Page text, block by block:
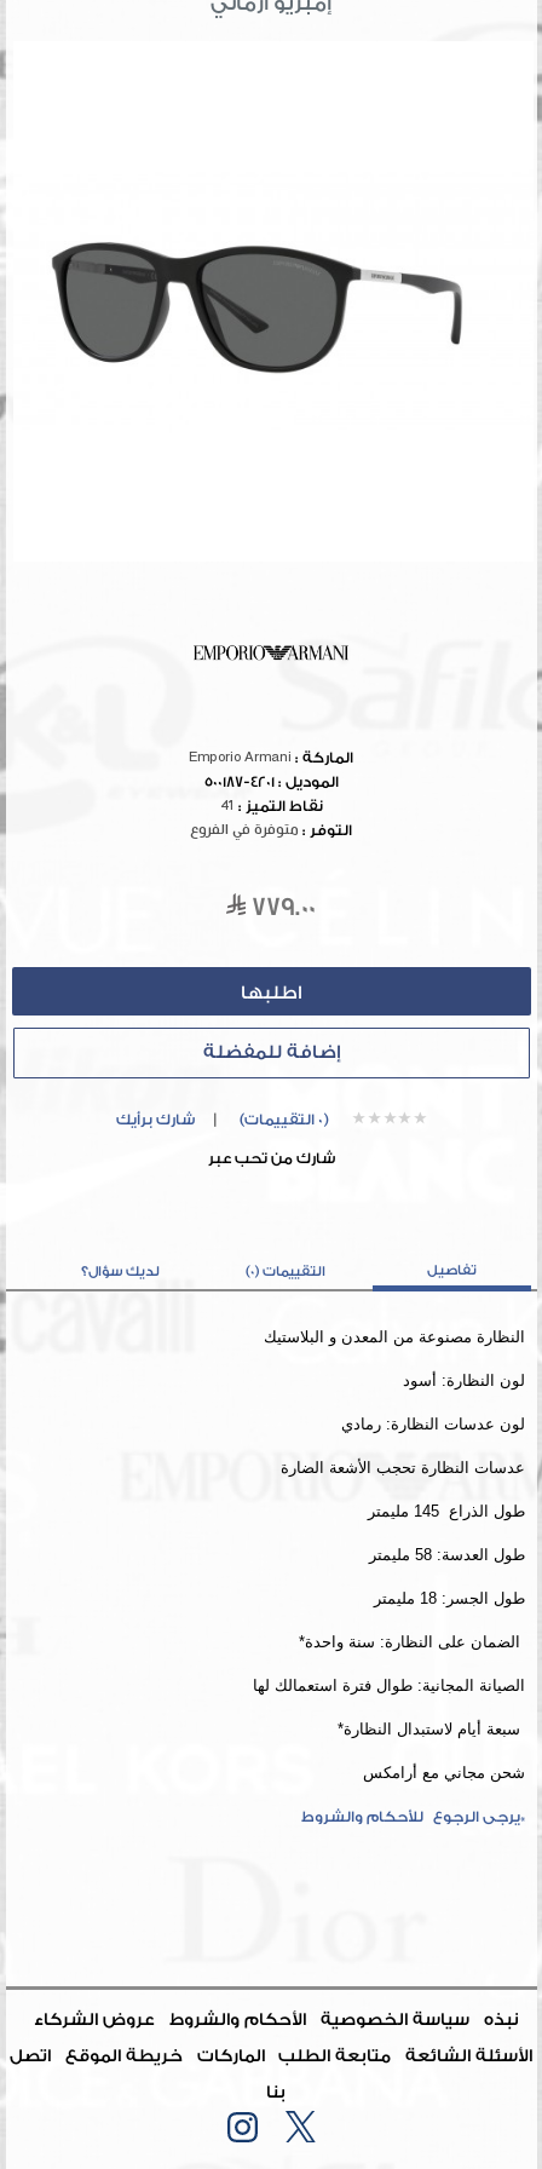
الماركة : Emporio Armani
الموديل : 4201-500187
نقاط التميز :
التوفر :متوفرة في الفروع
779.00
إضافة للمفضلة
(0 التقييمات) |شارك برأيك
شارك من تحب عبر
تفاصيل التقييمات (0) لديك سؤال؟
النظارة مصنوعة من المعدن و البلاستيك
لون النظارة: أسود
لون عدسات النظارة: رمادي
عدسات النظارة تحجب الأشعة الضارة
طول الذراع 145 مليمتر
طول العدسة: 58 مليمتر
طول الجسر: 18 مليمتر
الضمان على النظارة: سنة واحدة*
الصيانة المجانية: طوال فترة استعمالك لها
سبعة أيام لاستبدال النظارة*
شحن مجاني مع أرامكس
*يرجى الرجوع للأحكام والشروط
نبذه سياسة الخصوصية الأحكام والشروط
عروض الشركاء
الأسئلة الشائعة
متابعة الطلب الماركات خريطة الموقع
اتصل
بنا